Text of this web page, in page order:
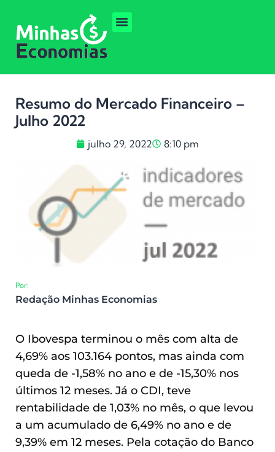
Resumo do Mercado Financeiro –
Julho 2022
julho 29, 2022 8:10 pm
Por:
Redação Minhas Economias
O Ibovespa terminou o mês com alta de
4,69% aos 103.164 pontos, mas ainda com
queda de -1,58% no ano e de -15,30% nos
últimos 12 meses. Já o CDI, teve
rentabilidade de 1,03% no mês, o que levou
a um acumulado de 6,49% no ano e de
9,39% em 12 meses. Pela cotação do Banco